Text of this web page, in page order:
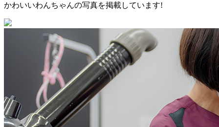
かわいいわんちゃんの写真を掲載しています!